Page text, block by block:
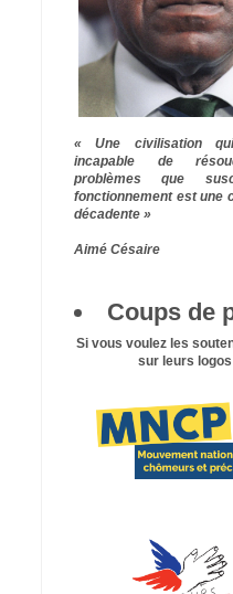
« Une civilisation
incapable de
problèmes que
fonctionnement est une
décadente »
Aimé Césaire
Coups de
Si vous voulez les
sur leurs logos